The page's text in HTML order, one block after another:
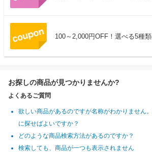
100～2,000円OFF！選べる5種
お探しの商品が見つかりませんか?
よくあるご質問
欲しい商品があるのですが名称がわかりません
に探せばよいですか？
どのような商品検索方法があるのですか？
検索しても、商品が一つも表示されません